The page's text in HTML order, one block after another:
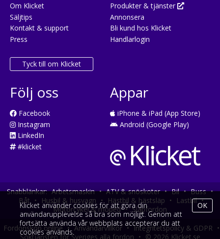
Om Klicket
Säljtips
Kontakt & support
Press
Tyck till om Klicket
Produkter & tjänster
Annonsera
Bli kund hos Klicket
Handlarlogin
Följ oss
Facebook
Instagram
LinkedIn
#klicket
Appar
iPhone & iPad (App Store)
Android (Google Play)
Snabblänkar: Arbetsmaskin • ATV & snöskoter • Bil • Buss •
Båt • Husbil & husvagn • Hästbil & hästsläp • Lastbil •
Motorcykel & moped • Släpfordon
Fordonsköp online • Användarvillkor • Integritetspolicy & GDPR •
Söktjänsten för Sveriges alla fordon • © 2026 Klicket.se
Klicket använder cookies för att göra din
användarupplevelse så bra som möjligt. Genom att
fortsätta använda vår webbplats accepterar du att
cookies används.
OK